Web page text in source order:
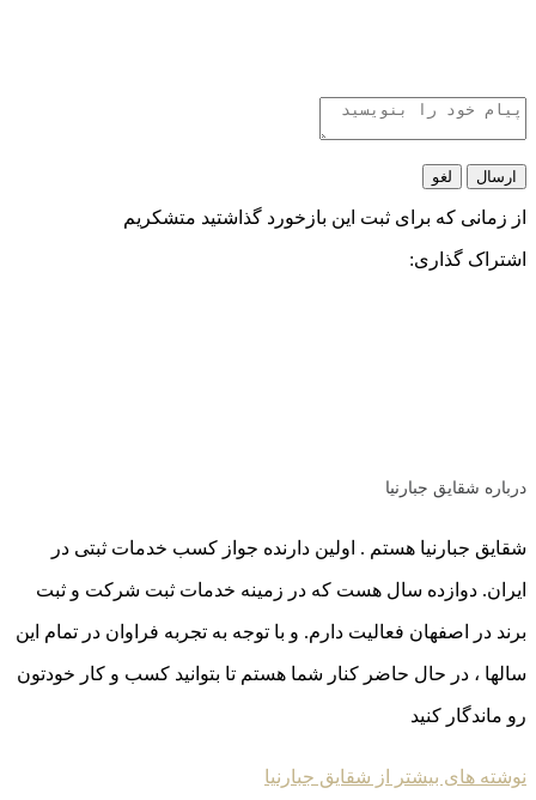
ارسال لغو
از زمانی که برای ثبت این بازخورد گذاشتید متشکریم
اشتراک گذاری:
درباره شقایق جبارنیا
شقایق جبارنیا هستم . اولین دارنده جواز کسب خدمات ثبتی در
ایران. دوازده سال هست که در زمینه خدمات ثبت شرکت و ثبت
برند در اصفهان فعالیت دارم. و با توجه به تجربه فراوان در تمام این
سالها ، در حال حاضر کنار شما هستم تا بتوانید کسب و کار خودتون
رو ماندگار کنید
نوشته های بیشتر از شقایق جبارنیا